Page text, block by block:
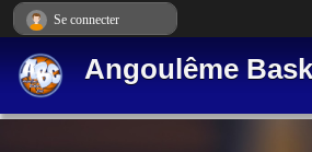
Angoulême
Se connecter
Panneau de gestion des cookies